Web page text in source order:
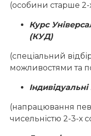
(особини старше 2-
Курс
(КУД)
(спеціальний
можливостями та
(напрацювання
чисельністю 2-3-х